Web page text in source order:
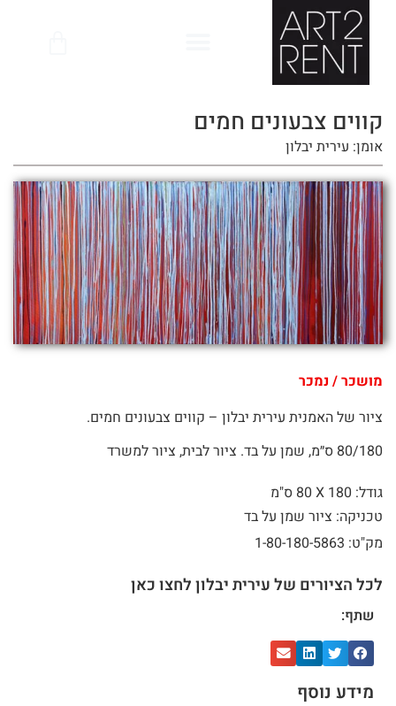
קווים צבעונים חמים
אומן: עירית יבלון
מושכר / נמכר
ציור של האמנית עירית יבלון – קווים צבעונים חמים.
80/180 ס״מ, שמן על בד. ציור לבית, ציור למשרד
גודל: 180 X
80 ס"מ
טכניקה: ציור שמן על בד
מק"ט: 1-80-180-5863
לכל הציורים של עירית יבלון לחצו כאן
שתף:
מידע נוסף